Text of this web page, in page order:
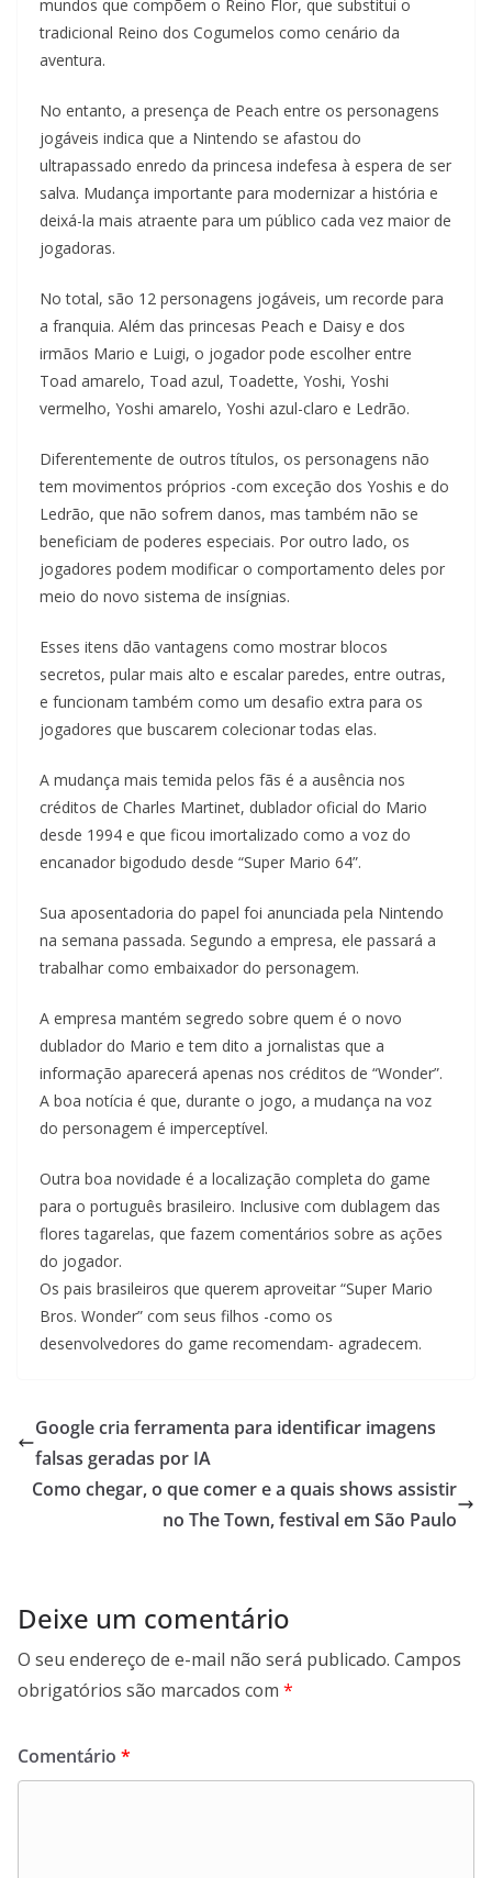
mundos que compõem o Reino Flor, que substitui o
tradicional Reino dos Cogumelos como cenário da
aventura.
No entanto, a presença de Peach entre os personagens
jogáveis indica que a Nintendo se afastou do
ultrapassado enredo da princesa indefesa à espera de ser
salva. Mudança importante para modernizar a história e
deixá-la mais atraente para um público cada vez maior de
jogadoras.
No total, são 12 personagens jogáveis, um recorde para
a franquia. Além das princesas Peach e Daisy e dos
irmãos Mario e Luigi, o jogador pode escolher entre
Toad amarelo, Toad azul, Toadette, Yoshi, Yoshi
vermelho, Yoshi amarelo, Yoshi azul-claro e Ledrão.
Diferentemente de outros títulos, os personagens não
tem movimentos próprios -com exceção dos Yoshis e do
Ledrão, que não sofrem danos, mas também não se
beneficiam de poderes especiais. Por outro lado, os
jogadores podem modificar o comportamento deles por
meio do novo sistema de insígnias.
Esses itens dão vantagens como mostrar blocos
secretos, pular mais alto e escalar paredes, entre outras,
e funcionam também como um desafio extra para os
jogadores que buscarem colecionar todas elas.
A mudança mais temida pelos fãs é a ausência nos
créditos de Charles Martinet, dublador oficial do Mario
desde 1994 e que ficou imortalizado como a voz do
encanador bigodudo desde “Super Mario 64”.
Sua aposentadoria do papel foi anunciada pela Nintendo
na semana passada. Segundo a empresa, ele passará a
trabalhar como embaixador do personagem.
A empresa mantém segredo sobre quem é o novo
dublador do Mario e tem dito a jornalistas que a
informação aparecerá apenas nos créditos de “Wonder”.
A boa notícia é que, durante o jogo, a mudança na voz
do personagem é imperceptível.
Outra boa novidade é a localização completa do game
para o português brasileiro. Inclusive com dublagem das
flores tagarelas, que fazem comentários sobre as ações
do jogador.
Os pais brasileiros que querem aproveitar “Super Mario
Bros. Wonder” com seus filhos -como os
desenvolvedores do game recomendam- agradecem.
Google cria ferramenta para identificar imagens
falsas geradas por IA
Como chegar, o que comer e a quais shows assistir
no The Town, festival em São Paulo
Deixe um comentário
O seu endereço de e-mail não será publicado. Campos
obrigatórios são marcados com *
Comentário *